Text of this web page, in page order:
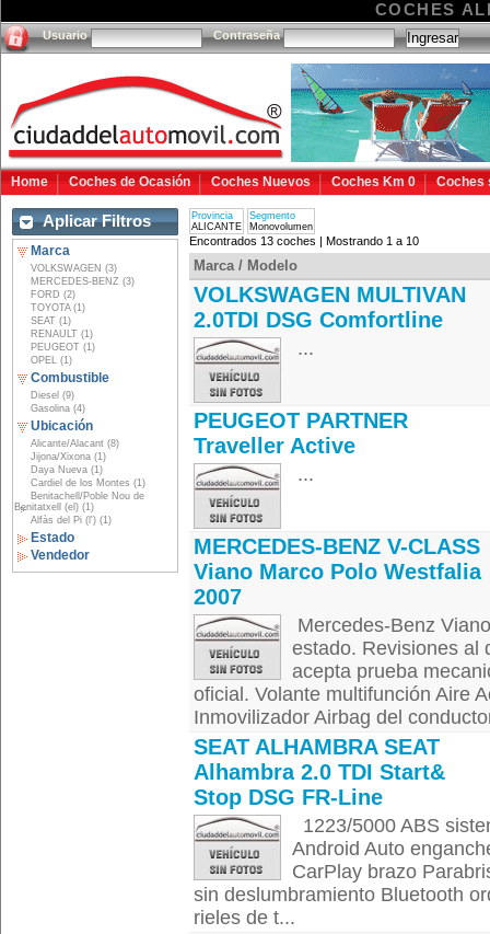
COCHES
Usuario Contraseña
Home Coches de Ocasión Coches Nuevos Coches Km 0 Coches
Aplicar Filtros
Marca
VOLKSWAGEN (3)
MERCEDES-BENZ (3)
FORD (2)
TOYOTA (1)
SEAT (1)
RENAULT (1)
PEUGEOT (1)
OPEL (1)
Combustible
Diesel (9)
Gasolina (4)
Ubicación
Alicante/Alacant (8)
Jijona/Xixona (1)
Daya Nueva (1)
Cardiel de los Montes (1)
Benitachell/Poble Nou de
Benitatxell (el) (1)
Alfàs del Pi (l') (1)
Estado
Vendedor
Provincia
ALICANTE
Segmento
Monovolumen
Encontrados 13 coches | Mostrando 1 a 10
Marca / Modelo
VOLKSWAGEN MULTIVAN
2.0TDI DSG Comfortline
...
PEUGEOT PARTNER
Traveller Active
...
MERCEDES-BENZ V-CLASS
Viano Marco Polo Westfalia
2007
Mercedes-Benz
estado. Revisiones al
acepta prueba
oficial. Volante multifunción Aire
Inmovilizador Airbag del
SEAT ALHAMBRA SEAT
Alhambra 2.0 TDI Start&
Stop DSG FR-Line
1223/5000 ABS
Android Auto
CarPlay brazo
sin deslumbramiento Bluetooth
rieles de t...